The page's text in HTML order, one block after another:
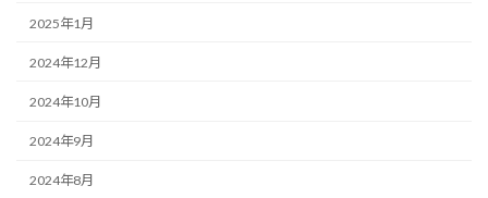
2025年1月
2024年12月
2024年10月
2024年9月
2024年8月